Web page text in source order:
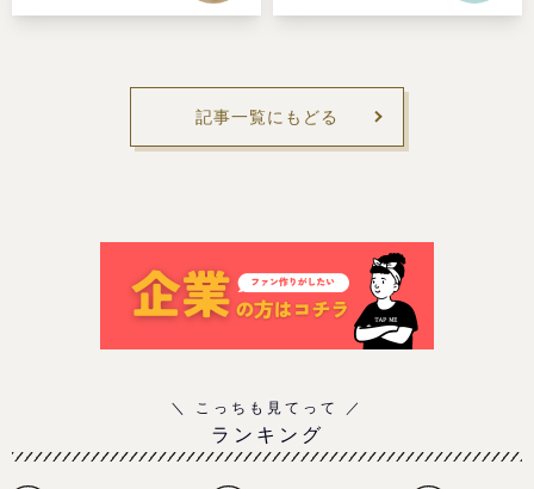
記事一覧にもどる
ランキング